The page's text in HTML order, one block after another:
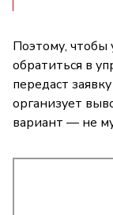
Поэтому, чтобы
обратиться в
передаст
организует
вариант — не